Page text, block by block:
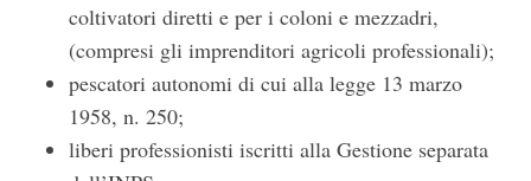
coltivatori diretti e per i coloni e mezzadri,
(compresi gli imprenditori agricoli professionali);
pescatori autonomi di cui alla legge 13 marzo
1958, n. 250;
liberi professionisti iscritti alla Gestione separata